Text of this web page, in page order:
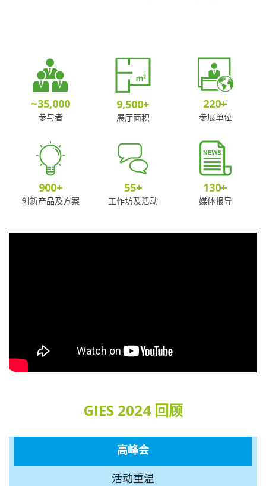
~35,000
参与者
9,500+
展厅面积
220+
参展单位
900+
创新产品及方案
55+
工作坊及活动
130+
媒体报导
GIES 2024 回顾
高峰会
活动重温